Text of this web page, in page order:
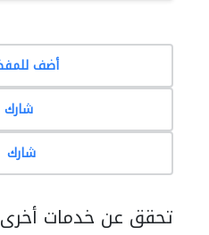
أضف
شارك
شارك
تحقق عن خدمات